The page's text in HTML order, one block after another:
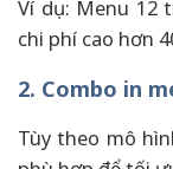
Ví dụ: Menu 12
chi phí cao hơn
2. Combo in
Tùy theo mô